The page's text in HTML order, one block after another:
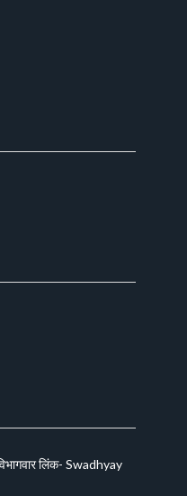
लिंक- Swadhyay